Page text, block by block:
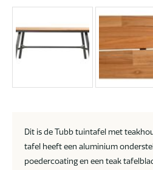
Dit is de Tubb tuintafel met
tafel heeft een aluminium
poedercoating en een teak